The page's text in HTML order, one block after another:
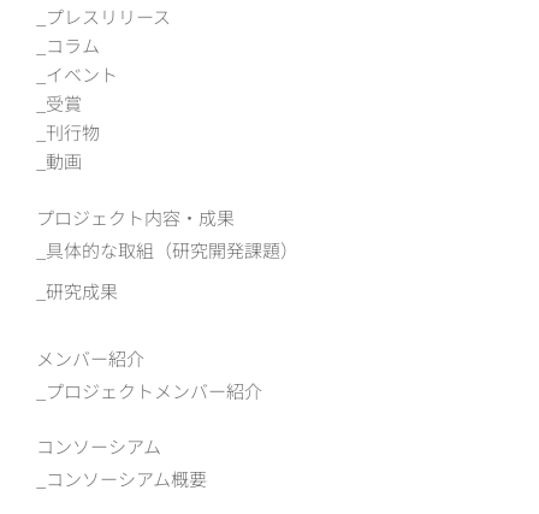
プレスリリース
コラム
イベント
受賞
刊行物
動画
プロジェクト内容・成果
具体的な取組（研究開発課題）
研究成果
メンバー紹介
プロジェクトメンバー紹介
コンソーシアム
コンソーシアム概要